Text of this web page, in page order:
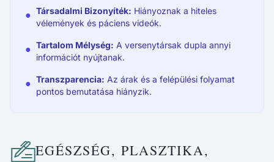
● Társadalmi Bizonyíték: Hiányoznak a hiteles
vélemények és páciens videók.
● Tartalom Mélység: A versenytársak dupla annyi
információt nyújtanak.
● Transzparencia: Az árak és a felépülési folyamat
pontos bemutatása hiányzik.
EGÉSZSÉG, PLASZTIKA,